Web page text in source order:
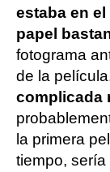
estaba en
papel
fotograma
de la
complicada
la primera
tiempo,